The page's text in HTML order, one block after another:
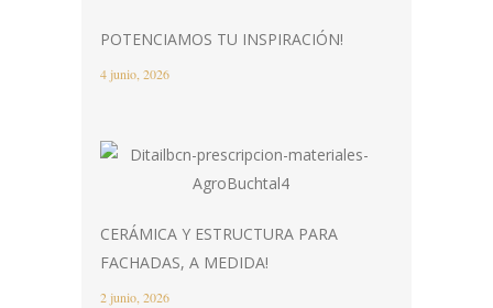
POTENCIAMOS TU INSPIRACIÓN!
4 junio, 2026
CERÁMICA Y ESTRUCTURA PARA
FACHADAS, A MEDIDA!
2 junio, 2026